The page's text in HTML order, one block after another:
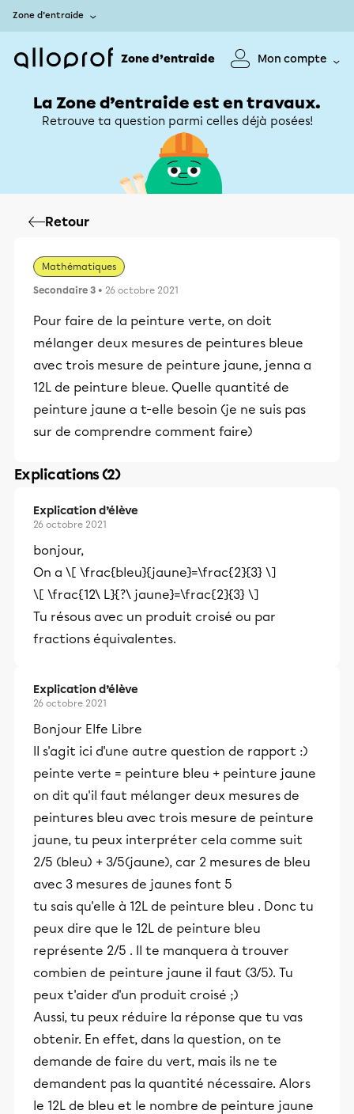
Zone d’entraide
Zone d’entraide Mon compte
La Zone d’entraide est en travaux.
Retrouve ta question parmi celles déjà posées!
Retour
Mathématiques
Secondaire 3 • 26 octobre 2021
Pour faire de la peinture verte, on doit
mélanger deux mesures de peintures bleue
avec trois mesure de peinture jaune, jenna a
12L de peinture bleue. Quelle quantité de
peinture jaune a t-elle besoin (je ne suis pas
sur de comprendre comment faire)
Explications (2)
Explication d’élève
26 octobre 2021
bonjour,
On a \[ \frac{bleu}{jaune}=\frac{2}{3} \]
\[ \frac{12\ L}{?\ jaune}=\frac{2}{3} \]
Tu résous avec un produit croisé ou par
fractions équivalentes.
Explication d’élève
26 octobre 2021
Bonjour Elfe Libre
Il s'agit ici d'une autre question de rapport :)
peinte verte = peinture bleu + peinture jaune
on dit qu'il faut mélanger deux mesures de
peintures bleu avec trois mesure de peinture
jaune, tu peux interpréter cela comme suit
2/5 (bleu) + 3/5(jaune), car 2 mesures de bleu
avec 3 mesures de jaunes font 5
tu sais qu'elle à 12L de peinture bleu . Donc tu
peux dire que le 12L de peinture bleu
représente 2/5 . Il te manquera à trouver
combien de peinture jaune il faut (3/5). Tu
peux t'aider d'un produit croisé ;)
Aussi, tu peux réduire la réponse que tu vas
obtenir. En effet, dans la question, on te
demande de faire du vert, mais ils ne te
demandent pas la quantité nécessaire. Alors
le 12L de bleu et le nombre de peinture jaune